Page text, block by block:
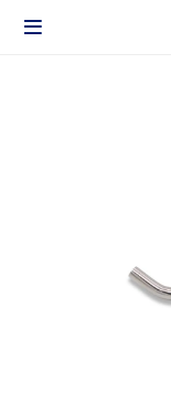
